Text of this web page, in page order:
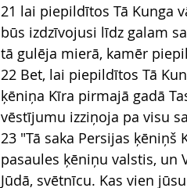
21 lai piepildītos Tā Kunga
būs izdzīvojusi līdz galam
tā gulēja mierā, kamēr
22 Bet, lai piepildītos Tā
ķēniņa Kīra pirmajā gadā
vēstījumu izziņoja pa visu
23 "Tā saka Persijas ķēniņš
pasaules ķēniņu valstis, un
Jūdā, svētnīcu. Kas vien